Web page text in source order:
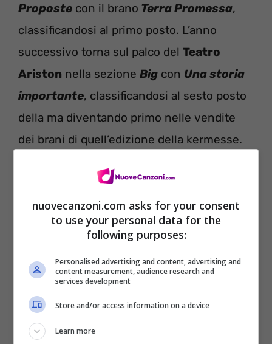
Proposte con il brano Terra Promessa,
classificandosi al primo posto. L’anno
successivo torna sul palco del Teatro
Ariston nella sezione Big con Una storia
importante, classificandosi al sesto posto
della ma diventando primo nelle vendite
dei brani di quell’edizione della kermesse.
Nel 1986 torna nuovamente in gara a
Sanremocon la canzoneAdesso tu,
vincendo la competizione. Lo stesso si
ripete in estate con il Festivalbar
nuovecanzoni.com asks for your consent
to use your personal data for the
following purposes:
Personalised advertising and content, advertising and
content measurement, audience research and
services development
Store and/or access information on a device
Learn more